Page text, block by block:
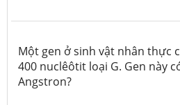
Một gen ở sinh vật nhân thực
400 nuclêôtit loại G. Gen này
Angstron?